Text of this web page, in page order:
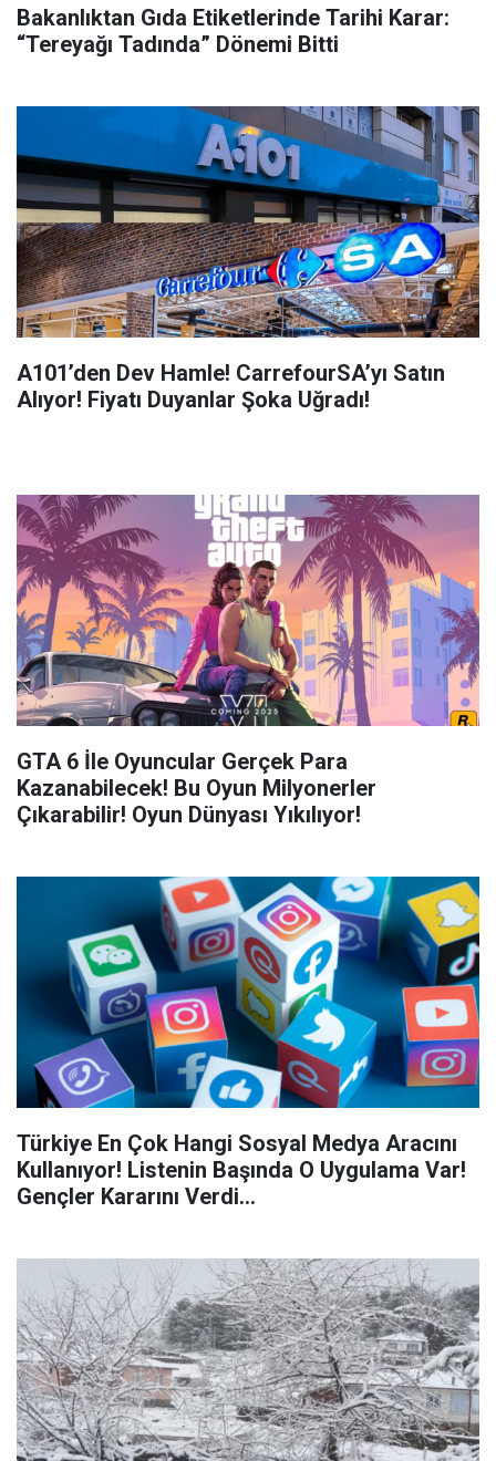
Bakanlıktan Gıda Etiketlerinde Tarihi Karar:
“Tereyağı Tadında” Dönemi Bitti
A101’den Dev Hamle! CarrefourSA’yı Satın
Alıyor! Fiyatı Duyanlar Şoka Uğradı!
GTA 6 İle Oyuncular Gerçek Para
Kazanabilecek! Bu Oyun Milyonerler
Çıkarabilir! Oyun Dünyası Yıkılıyor!
Türkiye En Çok Hangi Sosyal Medya Aracını
Kullanıyor! Listenin Başında O Uygulama Var!
Gençler Kararını Verdi...